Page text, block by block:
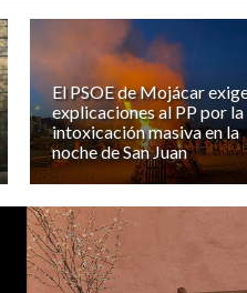
El PSOE de Mojácar
explicaciones al PP por la
intoxicación masiva en la
noche de San Juan